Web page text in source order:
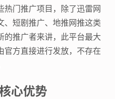
热门推广项目，除了迅雷网
、短剧推广、地推网推这类
的推广者来讲，此平台最大
官方直接进行发放，不存在
心优势